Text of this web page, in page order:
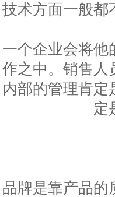
技术方面一般都
一个企业会将他
作之中。销售人
内部的管理肯
定
品牌是靠产品的